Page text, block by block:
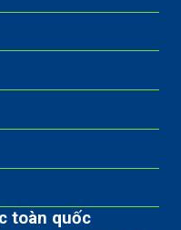
toàn quốc